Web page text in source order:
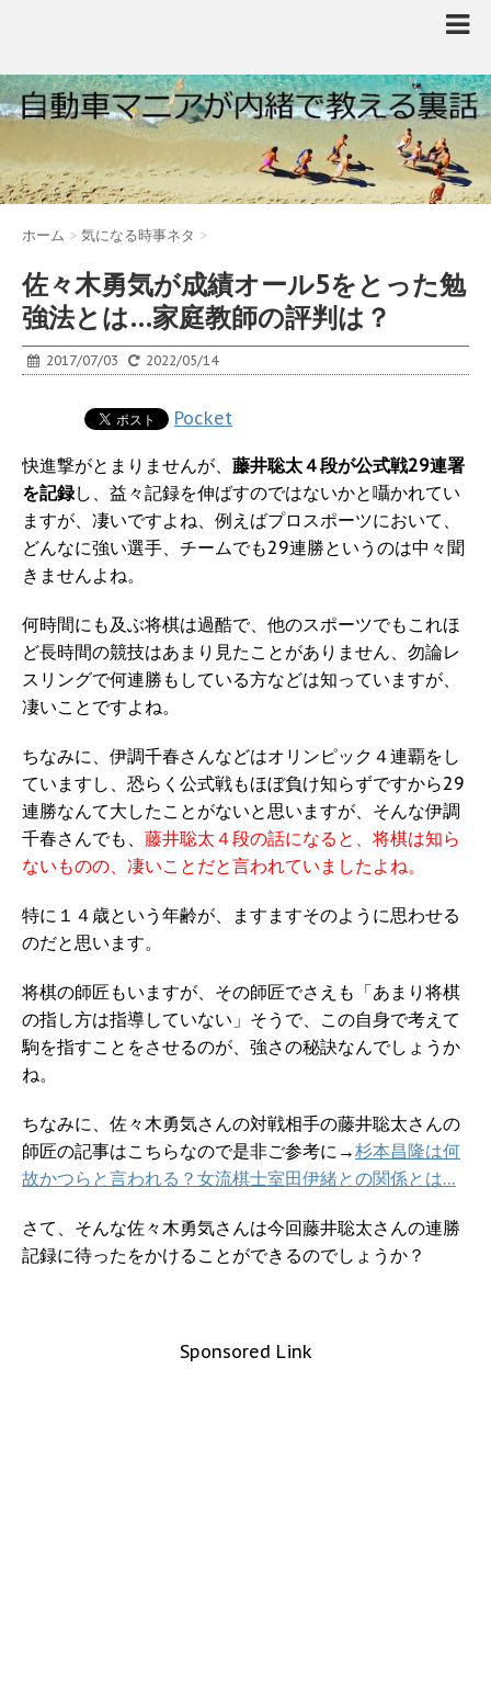
ホーム > 気になる時事ネタ >
佐々木勇気が成績オール5をとった勉
強法とは…家庭教師の評判は？
2017/07/03 2022/05/14
Pocket
快進撃がとまりませんが、 藤井聡太４段が公式戦29連署
を記録し、益々記録を伸ばすのではないかと囁かれてい
ますが、凄いですよね、例えばプロスポーツにおいて、
どんなに強い選手、チームでも29連勝というのは中々聞
きませんよね。
何時間にも及ぶ将棋は過酷で、他のスポーツでもこれほ
ど長時間の競技はあまり見たことがありません、勿論レ
スリングで何連勝もしている方などは知っていますが、
凄いことですよね。
ちなみに、伊調千春さんなどはオリンピック４連覇をし
ていますし、恐らく公式戦もほぼ負け知らずですから29
連勝なんて大したことがないと思いますが、そんな伊調
千春さんでも、 藤井聡太４段の話になると、将棋は知ら
ないものの、凄いことだと言われていましたよね。
特に１４歳という年齢が、ますますそのように思わせる
のだと思います。
将棋の師匠もいますが、その師匠でさえも「あまり将棋
の指し方は指導していない」そうで、この自身で考えて
駒を指すことをさせるのが、強さの秘訣なんでしょうか
ね。
ちなみに、佐々木勇気さんの対戦相手の藤井聡太さんの
師匠の記事はこちらなので是非ご参考に→杉本昌隆は何
故かつらと言われる？女流棋士室田伊緒との関係とは…
さて、そんな佐々木勇気さんは今回藤井聡太さんの連勝
記録に待ったをかけることができるのでしょうか？
Sponsored Link